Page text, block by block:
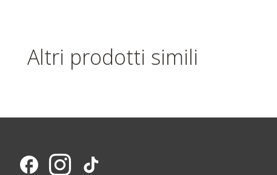
Altri prodotti simili